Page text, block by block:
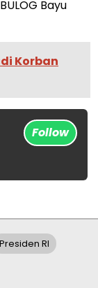
Bayu
Korban
Follow
Presiden RI